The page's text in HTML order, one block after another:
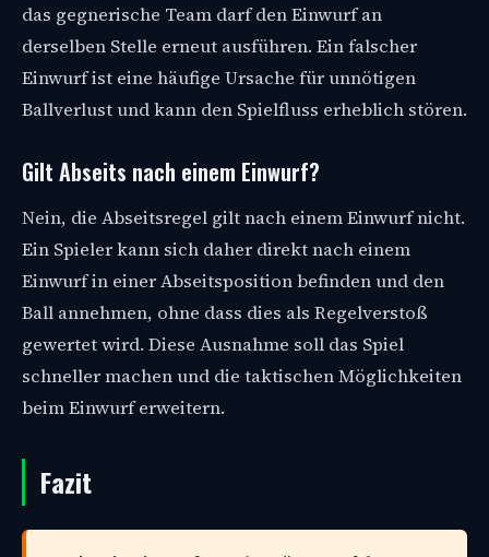
das gegnerische Team darf den Einwurf an
derselben Stelle erneut ausführen. Ein falscher
Einwurf ist eine häufige Ursache für unnötigen
Ballverlust und kann den Spielfluss erheblich stören.
Gilt Abseits nach einem Einwurf?
Nein, die Abseitsregel gilt nach einem Einwurf nicht.
Ein Spieler kann sich daher direkt nach einem
Einwurf in einer Abseitsposition befinden und den
Ball annehmen, ohne dass dies als Regelverstoß
gewertet wird. Diese Ausnahme soll das Spiel
schneller machen und die taktischen Möglichkeiten
beim Einwurf erweitern.
Fazit